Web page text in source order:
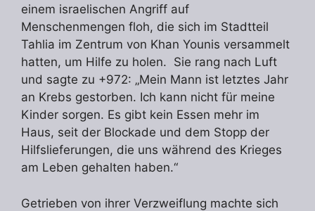
einem israelischen Angriff auf
Menschenmengen floh, die sich im Stadtteil
Tahlia im Zentrum von Khan Younis versammelt
hatten, um Hilfe zu holen. Sie rang nach Luft
und sagte zu +972: „Mein Mann ist letztes Jahr
an Krebs gestorben. Ich kann nicht für meine
Kinder sorgen. Es gibt kein Essen mehr im
Haus, seit der Blockade und dem Stopp der
Hilfslieferungen, die uns während des Krieges
am Leben gehalten haben.“
Getrieben von ihrer Verzweiflung machte sich